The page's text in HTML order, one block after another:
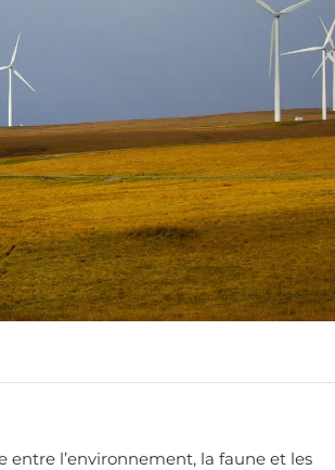
entre l’environnement, la faune et les